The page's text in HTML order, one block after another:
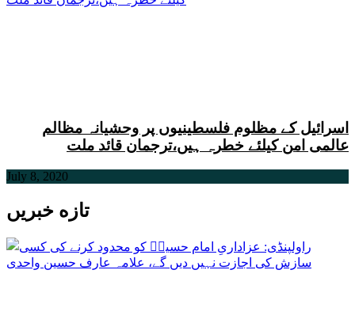
اسرائیل کے مظلوم فلسطینیوں پر وحشیانہ مظالم
عالمی امن کیلئے خطرہ ہیں،ترجمان قائد ملت
July 8, 2020
تازه خبریں